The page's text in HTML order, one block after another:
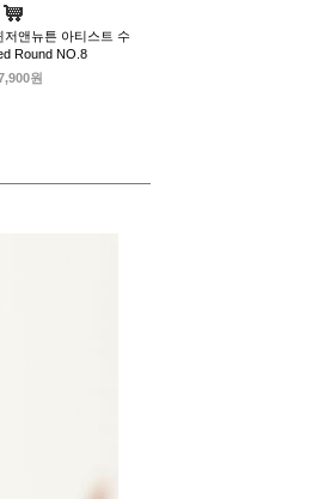
저앤뉴튼 아티스트 수
Round NO.8
원